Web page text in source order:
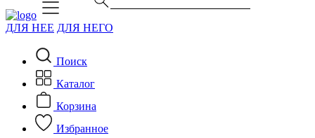
ДЛЯ НЕЕ ДЛЯ НЕГО
Поиск
Каталог
Корзина
Избранное